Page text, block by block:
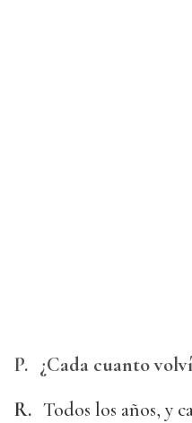
P. ¿Cada cuanto
R. Todos los años, y